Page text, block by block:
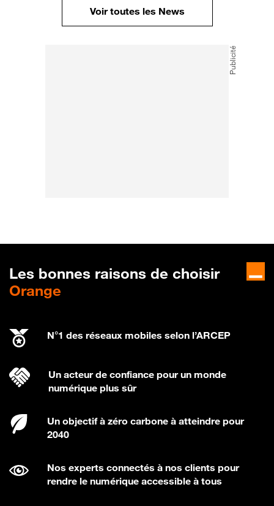
Voir toutes les News
Les bonnes raisons de choisir
Orange
N°1 des réseaux mobiles selon l’ARCEP
Un acteur de confiance pour un monde
numérique plus sûr
Un objectif à zéro carbone à atteindre pour
2040
Nos experts connectés à nos clients pour
rendre le numérique accessible à tous